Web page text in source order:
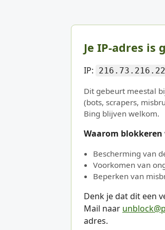
Je IP-adres is
IP:
Dit gebeurt meestal
(bots, scrapers,
Bing blijven welkom.
Waarom
Bescherming van
Voorkomen van
Beperken van
Denk je dat dit een
Mail naar
adres.